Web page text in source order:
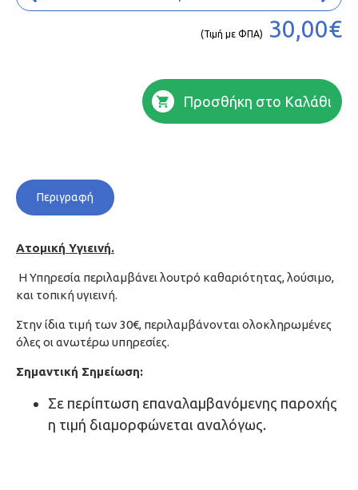
(Τιμή με ΦΠΑ) 30,00€
Προσθήκη στο Καλάθι
Περιγραφή
Ατομική Υγιεινή.
Η Υπηρεσία περιλαμβάνει λουτρό καθαριότητας, λούσιμο,
και τοπική υγιεινή.
Στην ίδια τιμή των 30€, περιλαμβάνονται ολοκληρωμένες
όλες οι ανωτέρω υπηρεσίες.
Σημαντική Σημείωση:
Σε περίπτωση επαναλαμβανόμενης παροχής
η τιμή διαμορφώνεται αναλόγως.